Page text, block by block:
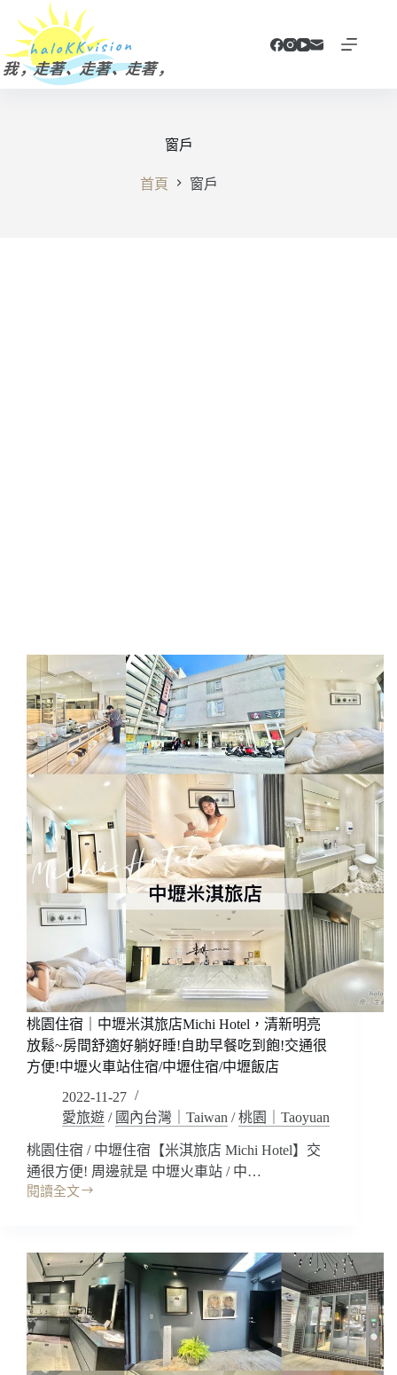
主
要
窗戶
首頁 窗戶
桃園住宿｜中壢米淇旅店Michi Hotel，清新明亮
放鬆~房間舒適好躺好睡!自助早餐吃到飽!交通很
方便!中壢火車站住宿/中壢住宿/中壢飯店
2022-11-27
愛旅遊 / 國內台灣｜Taiwan /桃園｜Taoyuan
桃園住宿 / 中壢住宿【米淇旅店 Michi Hotel】交
通很方便! 周邊就是 中壢火車站 / 中…
閱讀全文
桃
宿
｜
中
壢
米
淇
旅